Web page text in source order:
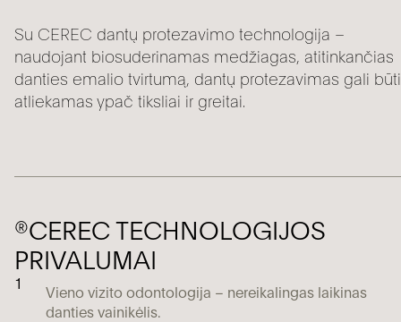
Su CEREC dantų protezavimo technologija –
naudojant biosuderinamas medžiagas, atitinkančias
danties emalio tvirtumą, dantų protezavimas gali būti
atliekamas ypač tiksliai ir greitai.
®CEREC TECHNOLOGIJOS
PRIVALUMAI
1
Vieno vizito odontologija – nereikalingas laikinas
danties vainikėlis.